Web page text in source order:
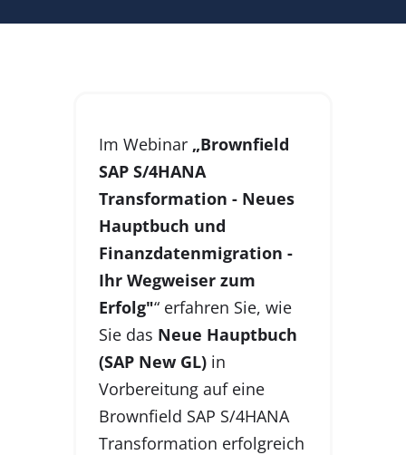
Im Webinar „Brownfield
SAP S/4HANA
Transformation - Neues
Hauptbuch und
Finanzdatenmigration -
Ihr Wegweiser zum
Erfolg"“ erfahren Sie, wie
Sie das Neue Hauptbuch
(SAP New GL) in
Vorbereitung auf eine
Brownfield SAP S/4HANA
Transformation erfolgreich